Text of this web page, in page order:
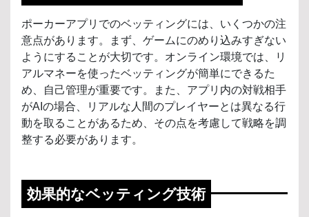
ポーカーアプリでのベッティングには、いくつかの注
意点があります。まず、ゲームにのめり込みすぎない
ようにすることが大切です。オンライン環境では、リ
アルマネーを使ったベッティングが簡単にできるた
め、自己管理が重要です。また、アプリ内の対戦相手
がAIの場合、リアルな人間のプレイヤーとは異なる行
動を取ることがあるため、その点を考慮して戦略を調
整する必要があります。
効果的なベッティング技術